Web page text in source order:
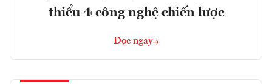
thiểu 4 công nghệ chiến lược
Đọc ngay